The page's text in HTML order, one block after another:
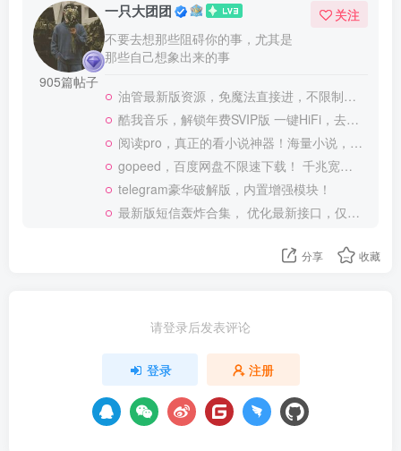
905篇帖子
一只大团团
不要去想那些阻碍你的事，尤其是
那些自己想象出来的事
关注
油管最新版资源，免魔法直接进，不限制观看！
酷我音乐，解锁年费SVIP版 一键HiFi，去广告 免登录
阅读pro，真正的看小说神器！海量小说，可涩涩！
gopeed，百度网盘不限速下载！ 千兆宽带也可以跑满
telegram豪华破解版，内置增强模块！
最新版短信轰炸合集， 优化最新接口，仅供测试使用
分享 收藏
请登录后发表评论
登录 注册